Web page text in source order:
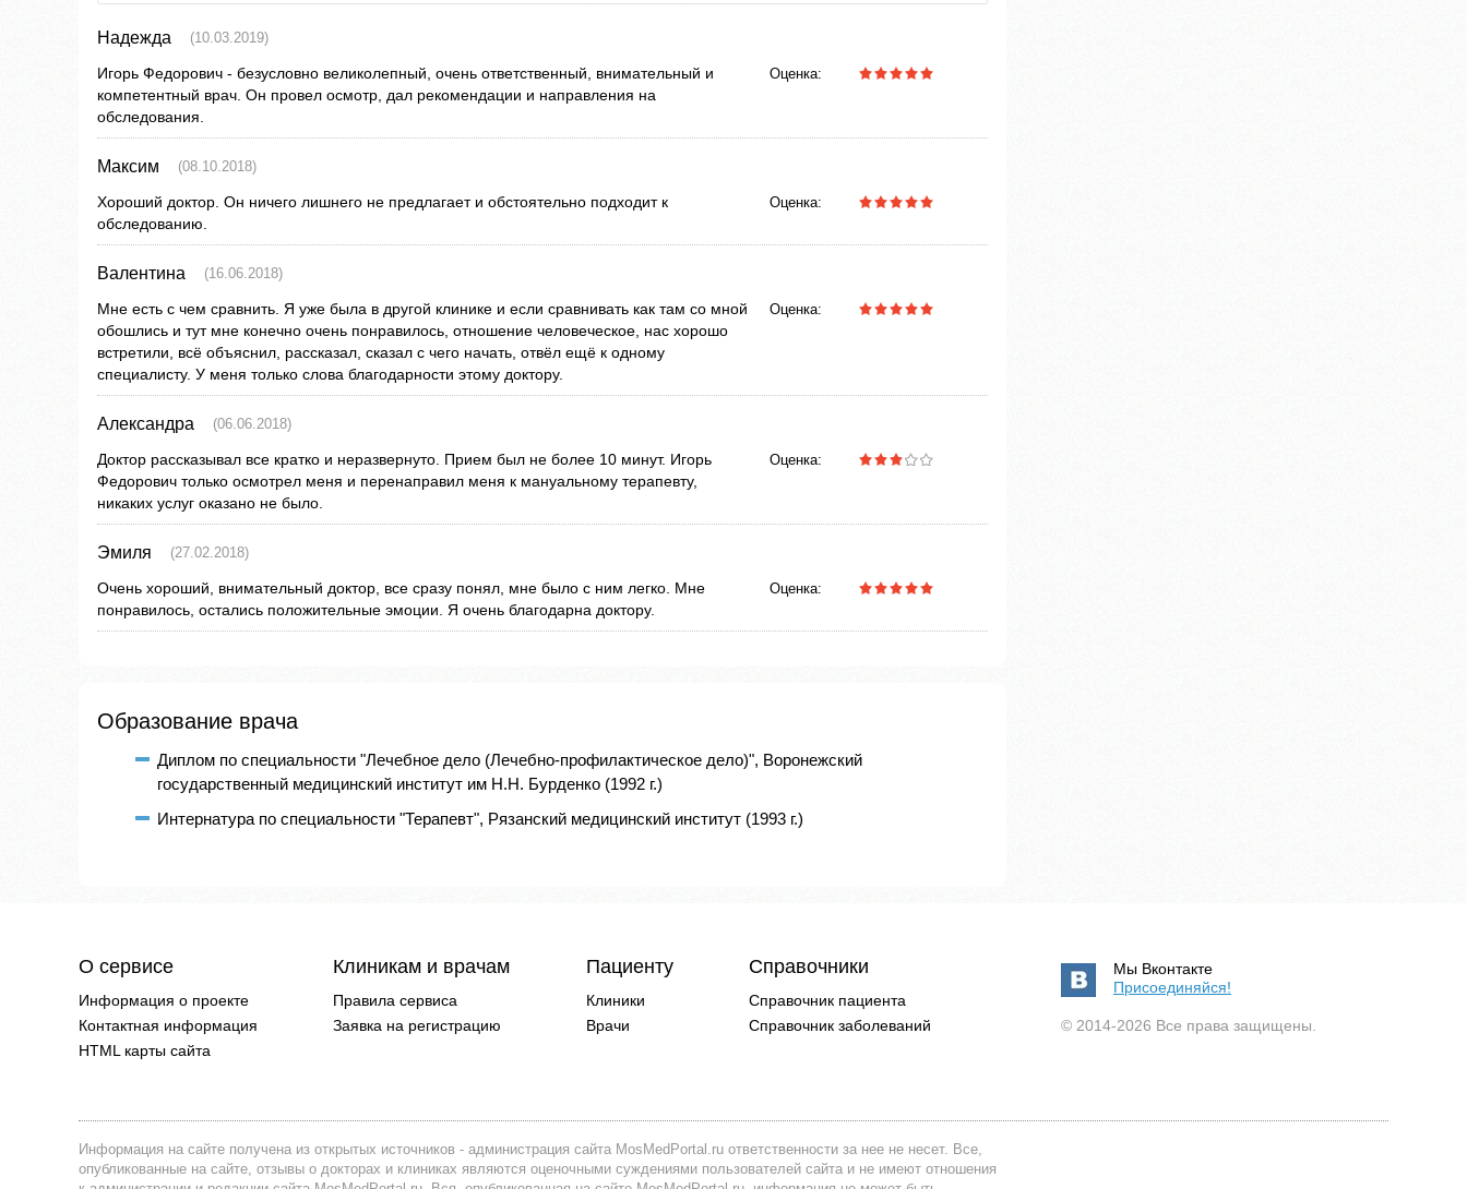
Надежда (10.03.2019)
Игорь Федорович - безусловно великолепный, очень ответственный, внимательный и
компетентный врач. Он провел осмотр, дал рекомендации и направления на
обследования.
Оценка:
Максим (08.10.2018)
Хороший доктор. Он ничего лишнего не предлагает и обстоятельно подходит к
обследованию.
Оценка:
Валентина (16.06.2018)
Мне есть с чем сравнить. Я уже была в другой клинике и если сравнивать как там со мной
обошлись и тут мне конечно очень понравилось, отношение человеческое, нас хорошо
встретили, всё объяснил, рассказал, сказал с чего начать, отвёл ещё к одному
специалисту. У меня только слова благодарности этому доктору.
Оценка:
Александра (06.06.2018)
Доктор рассказывал все кратко и неразвернуто. Прием был не более 10 минут. Игорь
Федорович только осмотрел меня и перенаправил меня к мануальному терапевту,
никаких услуг оказано не было.
Оценка:
Эмиля (27.02.2018)
Очень хороший, внимательный доктор, все сразу понял, мне было с ним легко. Мне
понравилось, остались положительные эмоции. Я очень благодарна доктору.
Оценка:
Образование врача
Диплом по специальности "Лечебное дело (Лечебно-профилактическое дело)", Воронежский
государственный медицинский институт им Н.Н. Бурденко (1992 г.)
Интернатура по специальности "Терапевт", Рязанский медицинский институт (1993 г.)
О сервисе
Информация о проекте
Контактная информация
HTML карты сайта
Клиникам и врачам
Правила сервиса
Заявка на регистрацию
Пациенту
Клиники
Врачи
Справочники
Справочник пациента
Справочник заболеваний
Мы Вконтакте
Присоединяйся!
© 2014-2026 Все права защищены.
Информация на сайте получена из открытых источников - администрация сайта MosMedPortal.ru ответственности за нее не несет. Все,
опубликованные на сайте, отзывы о докторах и клиниках являются оценочными суждениями пользователей сайта и не имеют отношения